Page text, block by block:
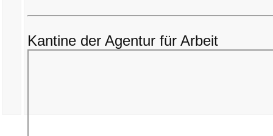
Kantine der Agentur für Arbeit